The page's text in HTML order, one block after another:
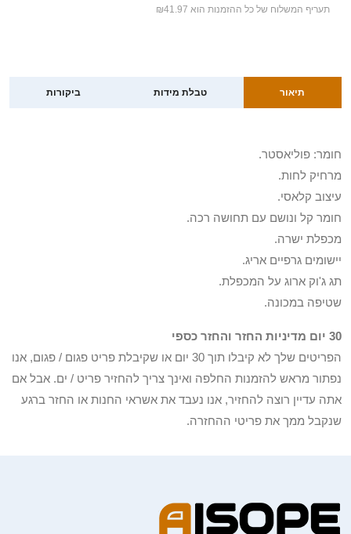
תעריף המשלוח של כל ההזמנות הוא ₪41.97
תיאור טבלת מידות ביקורות
חומר: פוליאסטר.
מרחיק לחות.
עיצוב קלאסי.
חומר קל ונושם עם תחושה רכה.
מכפלת ישרה.
יישומים גרפיים אריג.
תג ג'וק ארוג על המכפלת.
שטיפה במכונה.
30 יום מדיניות החזר והחזר כספי
הפריטים שלך לא קיבלו תוך 30 יום או שקיבלת פריט פגום / פגום, אנו
נפתור מראש להזמנות החלפה ואינך צריך להחזיר פריט / ים. אבל אם
אתה עדיין רוצה להחזיר, אנו נעבד את אשראי החנות או החזר ברגע
שנקבל ממך את פריטי ההחזרה.